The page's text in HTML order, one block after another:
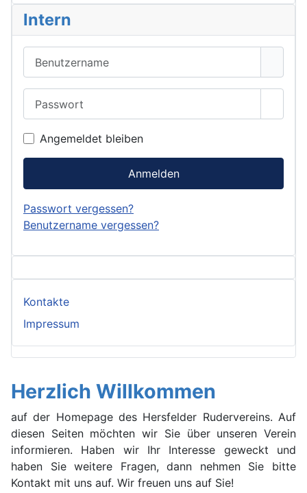
Intern
Angemeldet bleiben
Anmelden
Passwort vergessen?
Benutzername vergessen?
Kontakte
Impressum
Herzlich Willkommen
auf der Homepage des Hersfelder Rudervereins. Auf
diesen Seiten möchten wir Sie über unseren Verein
informieren. Haben wir Ihr Interesse geweckt und
haben Sie weitere Fragen, dann nehmen Sie bitte
Kontakt mit uns auf. Wir freuen uns auf Sie!